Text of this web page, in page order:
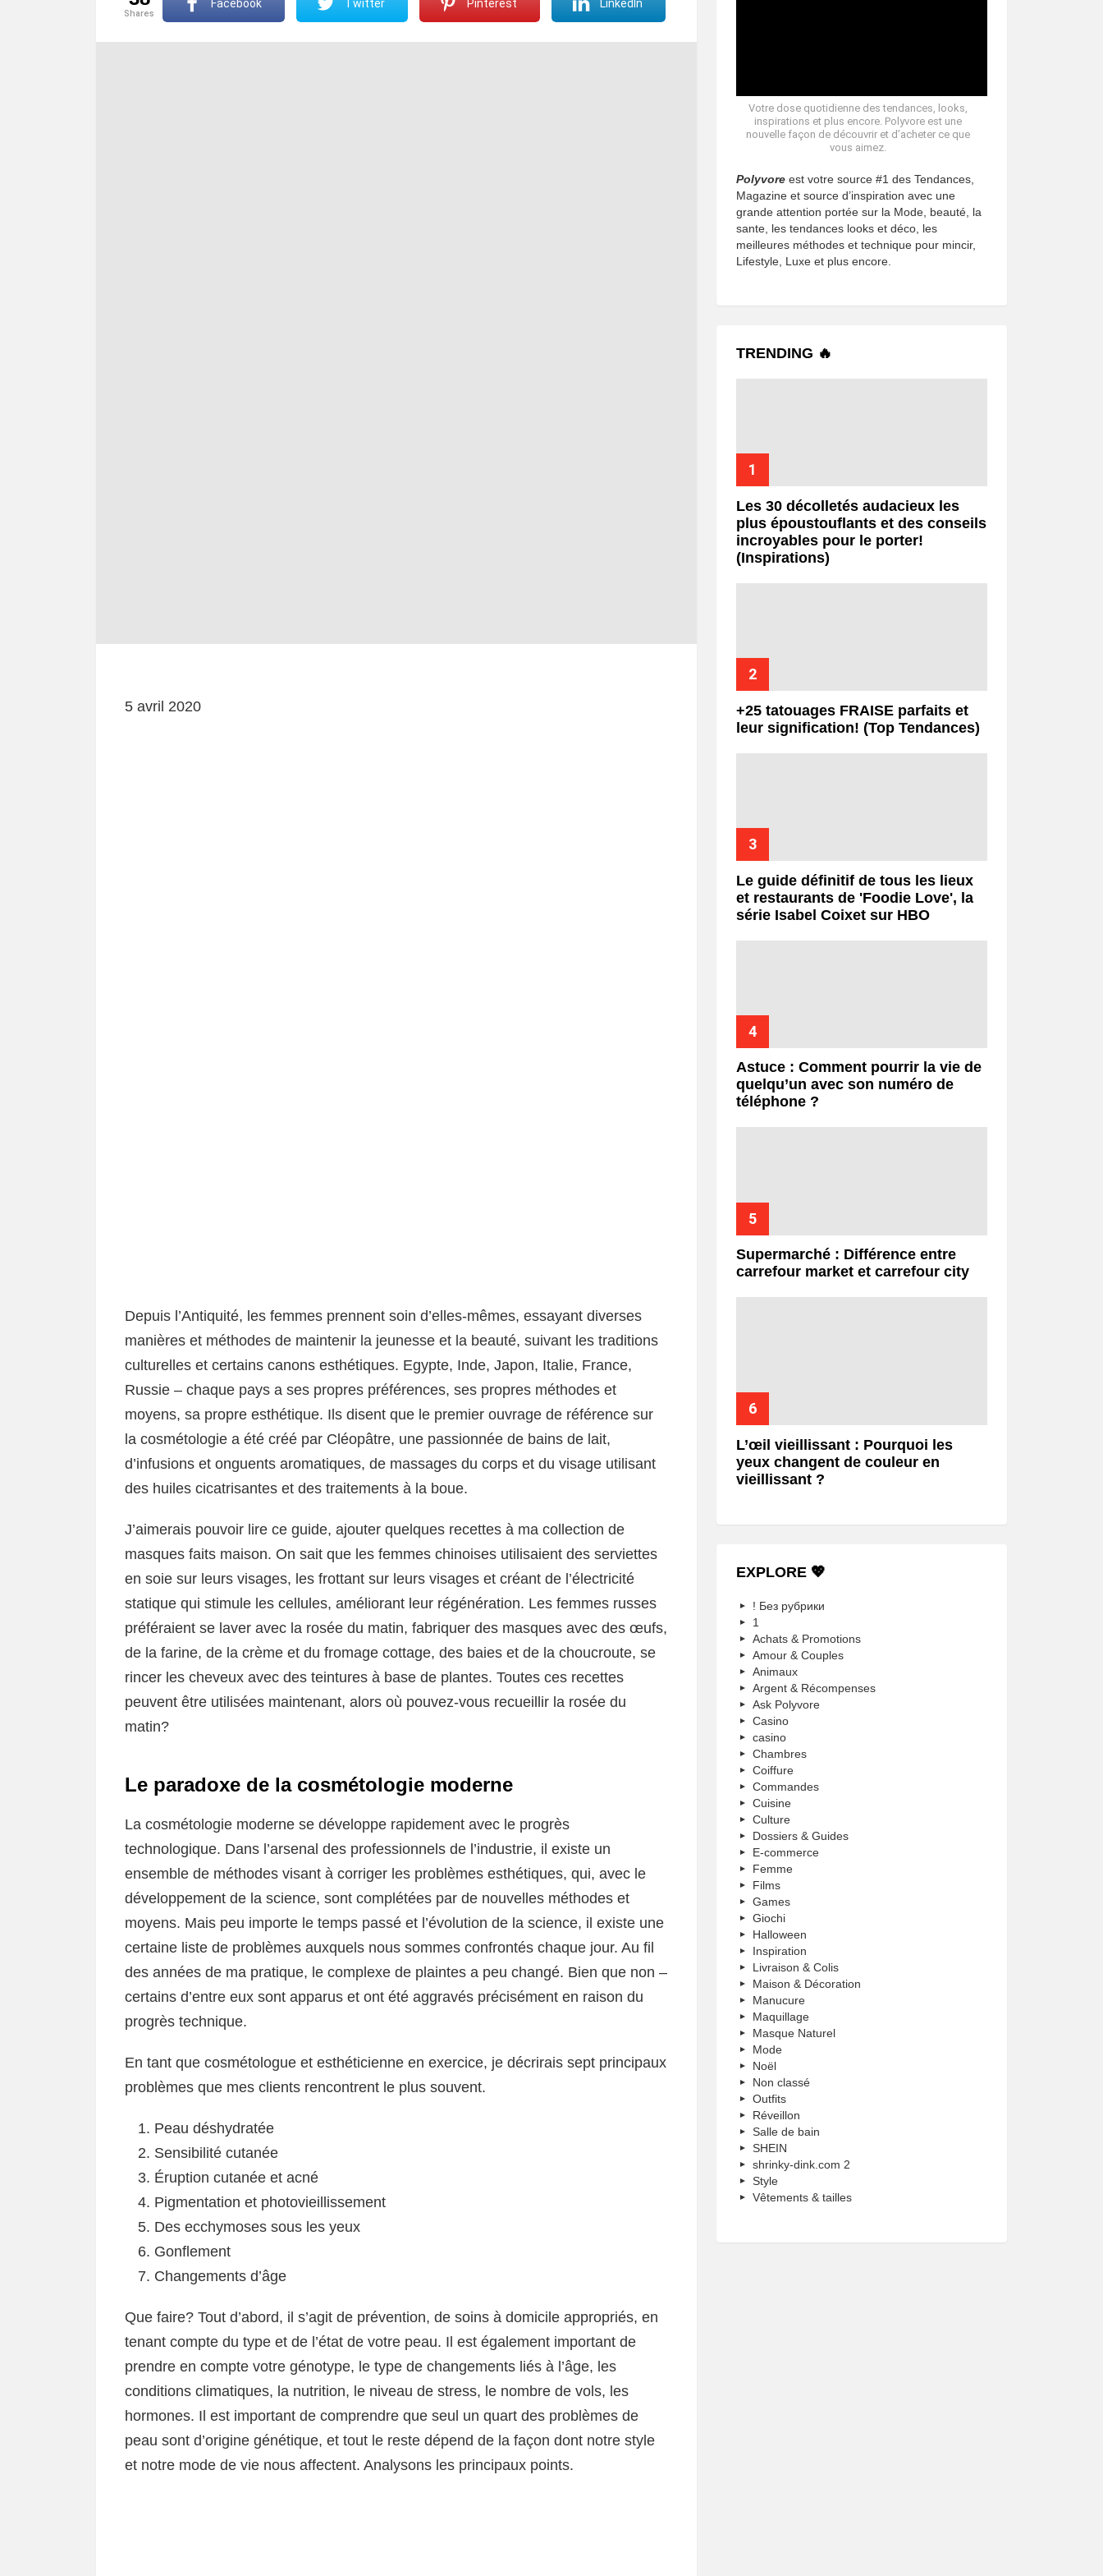
shares
Facebook Twitter Pinterest LinkedIn
5 avril 2020
Depuis l’Antiquité, les femmes prennent soin d’elles-mêmes, essayant diverses
manières et méthodes de maintenir la jeunesse et la beauté, suivant les traditions
culturelles et certains canons esthétiques. Egypte, Inde, Japon, Italie, France,
Russie – chaque pays a ses propres préférences, ses propres méthodes et
moyens, sa propre esthétique. Ils disent que le premier ouvrage de référence sur
la cosmétologie a été créé par Cléopâtre, une passionnée de bains de lait,
d’infusions et onguents aromatiques, de massages du corps et du visage utilisant
des huiles cicatrisantes et des traitements à la boue.
J’aimerais pouvoir lire ce guide, ajouter quelques recettes à ma collection de
masques faits maison. On sait que les femmes chinoises utilisaient des serviettes
en soie sur leurs visages, les frottant sur leurs visages et créant de l’électricité
statique qui stimule les cellules, améliorant leur régénération. Les femmes russes
préféraient se laver avec la rosée du matin, fabriquer des masques avec des œufs,
de la farine, de la crème et du fromage cottage, des baies et de la choucroute, se
rincer les cheveux avec des teintures à base de plantes. Toutes ces recettes
peuvent être utilisées maintenant, alors où pouvez-vous recueillir la rosée du
matin?
Le paradoxe de la cosmétologie moderne
La cosmétologie moderne se développe rapidement avec le progrès
technologique. Dans l’arsenal des professionnels de l’industrie, il existe un
ensemble de méthodes visant à corriger les problèmes esthétiques, qui, avec le
développement de la science, sont complétées par de nouvelles méthodes et
moyens. Mais peu importe le temps passé et l’évolution de la science, il existe une
certaine liste de problèmes auxquels nous sommes confrontés chaque jour. Au fil
des années de ma pratique, le complexe de plaintes a peu changé. Bien que non –
certains d’entre eux sont apparus et ont été aggravés précisément en raison du
progrès technique.
En tant que cosmétologue et esthéticienne en exercice, je décrirais sept principaux
problèmes que mes clients rencontrent le plus souvent.
Peau déshydratée
Sensibilité cutanée
Éruption cutanée et acné
Pigmentation et photovieillissement
Des ecchymoses sous les yeux
Gonflement
Changements d’âge
Que faire? Tout d’abord, il s’agit de prévention, de soins à domicile appropriés, en
tenant compte du type et de l’état de votre peau. Il est également important de
prendre en compte votre génotype, le type de changements liés à l’âge, les
conditions climatiques, la nutrition, le niveau de stress, le nombre de vols, les
hormones. Il est important de comprendre que seul un quart des problèmes de
peau sont d’origine génétique, et tout le reste dépend de la façon dont notre style
et notre mode de vie nous affectent. Analysons les principaux points.
Votre dose quotidienne des tendances, looks,
inspirations et plus encore. Polyvore est une
nouvelle façon de découvrir et d’acheter ce que
vous aimez.
Polyvore est votre source #1 des Tendances,
Magazine et source d’inspiration avec une
grande attention portée sur la Mode, beauté, la
sante, les tendances looks et déco, les
meilleures méthodes et technique pour mincir,
Lifestyle, Luxe et plus encore.
TRENDING 🔥
Les 30 décolletés audacieux les
plus époustouflants et des conseils
incroyables pour le porter!
(Inspirations)
+25 tatouages ​​FRAISE parfaits et
leur signification! (Top Tendances)
Le guide définitif de tous les lieux
et restaurants de 'Foodie Love', la
série Isabel Coixet sur HBO
Astuce : Comment pourrir la vie de
quelqu’un avec son numéro de
téléphone ?
Supermarché : Différence entre
carrefour market et carrefour city
L’œil vieillissant : Pourquoi les
yeux changent de couleur en
vieillissant ?
EXPLORE 💖
! Без рубрики
1
Achats & Promotions
Amour & Couples
Animaux
Argent & Récompenses
Ask Polyvore
Casino
casino
Chambres
Coiffure
Commandes
Cuisine
Culture
Dossiers & Guides
E-commerce
Femme
Films
Games
Giochi
Halloween
Inspiration
Livraison & Colis
Maison & Décoration
Manucure
Maquillage
Masque Naturel
Mode
Noël
Non classé
Outfits
Réveillon
Salle de bain
SHEIN
shrinky-dink.com 2
Style
Vêtements & tailles